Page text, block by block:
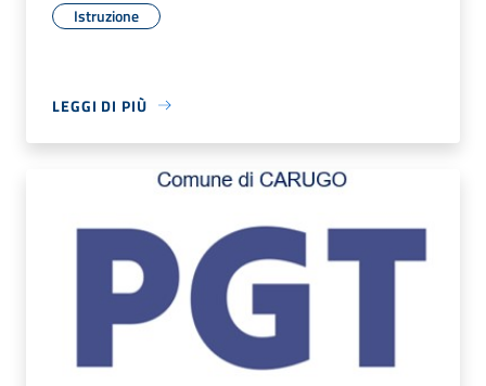
Istruzione
LEGGI DI PIÙ